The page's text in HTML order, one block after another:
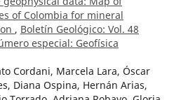
of Colombia for mineral
, Boletín Geológico: Vol. 48
especial: Geofísica
Cordani, Marcela Lara, Óscar
Diana Ospina, Hernán Arias,